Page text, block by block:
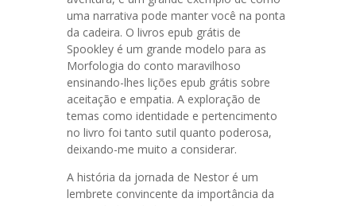
uma narrativa pode manter você na ponta
da cadeira. O livros epub grátis de
Spookley é um grande modelo para as
Morfologia do conto maravilhoso
ensinando-lhes lições epub grátis sobre
aceitação e empatia. A exploração de
temas como identidade e pertencimento
no livro foi tanto sutil quanto poderosa,
deixando-me muito a considerar.
A história da jornada de Nestor é um
lembrete convincente da importância da